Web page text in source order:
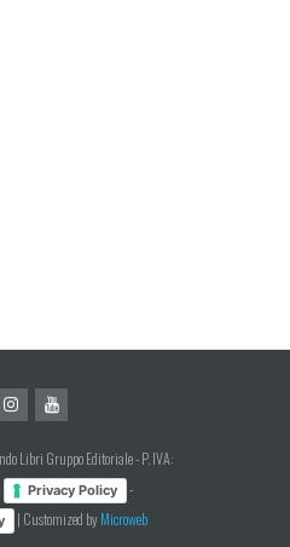
Libri Gruppo Editoriale - P. IVA:
Privacy Policy -
| Customized byMicroweb